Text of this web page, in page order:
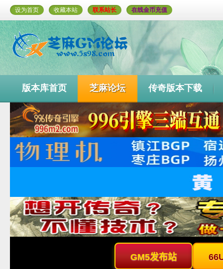
设为首页 收藏本站 联系站长 在线金币充值
版本库首页 芝麻论坛 传奇版本下载